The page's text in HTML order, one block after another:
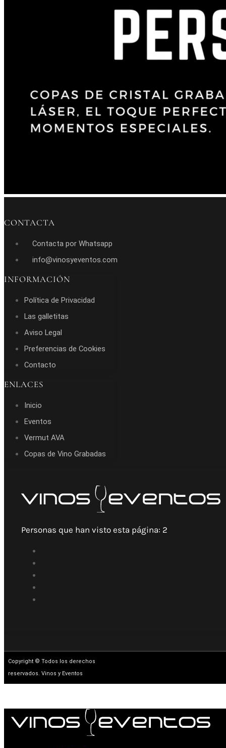
CONTACTA
Contacta por Whatsapp
info@vinosyeventos.com
INFORMACIÓN
Política de Privacidad
Las galletitas
Aviso Legal
Preferencias de Cookies
Contacto
ENLACES
Inicio
Eventos
Vermut AVA
Copas de Vino Grabadas
Personas que han visto esta página: 2
Copyright © Todos los derechos
reservados. Vinos y Eventos